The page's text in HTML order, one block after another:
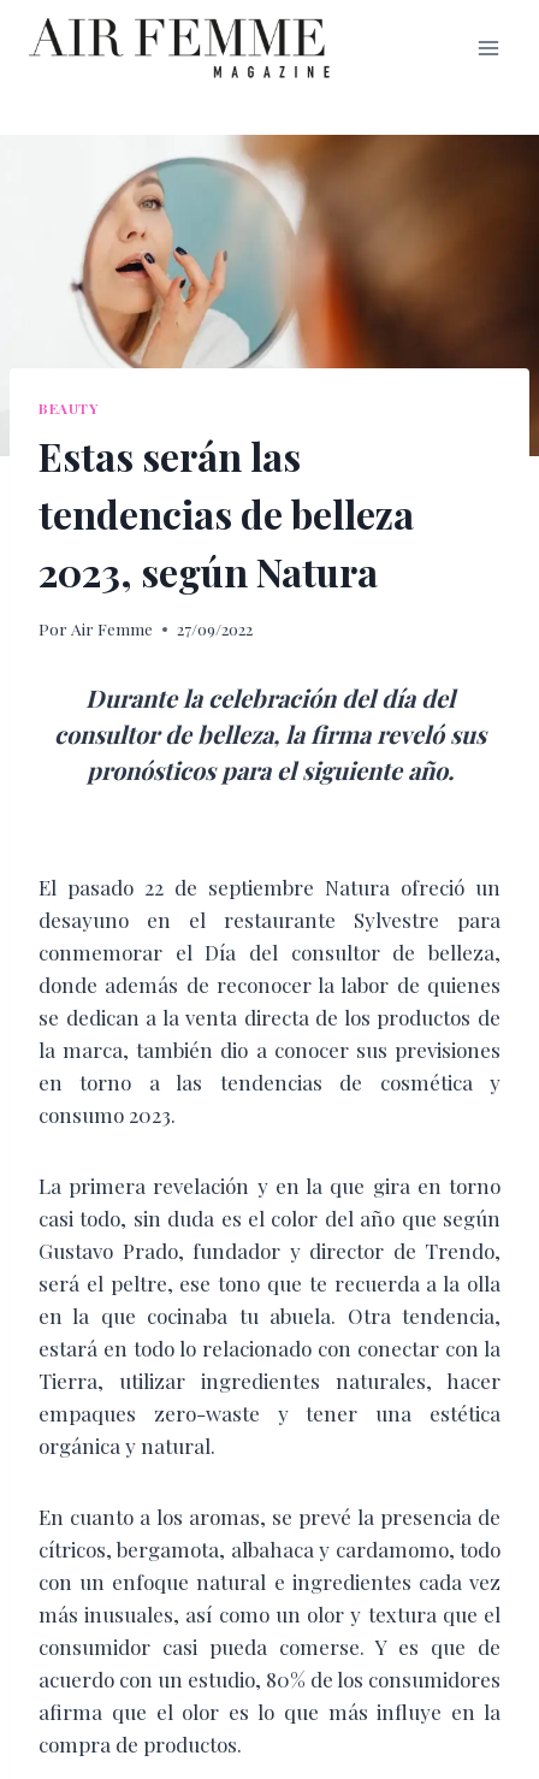
Saltar
BEAUTY
Estas serán las
tendencias de belleza
2023, según Natura
Por Air Femme 27/09/2022
Durante la celebración del día del
consultor de belleza, la firma reveló sus
pronósticos para el siguiente año.
El pasado 22 de septiembre Natura ofreció un
desayuno en el restaurante Sylvestre para
conmemorar el Día del consultor de belleza,
donde además de reconocer la labor de quienes
se dedican a la venta directa de los productos de
la marca, también dio a conocer sus previsiones
en torno a las tendencias de cosmética y
consumo 2023.
La primera revelación y en la que gira en torno
casi todo, sin duda es el color del año que según
Gustavo Prado, fundador y director de Trendo,
será el peltre, ese tono que te recuerda a la olla
en la que cocinaba tu abuela. Otra tendencia,
estará en todo lo relacionado con conectar con la
Tierra, utilizar ingredientes naturales, hacer
empaques zero-waste y tener una estética
orgánica y natural.
En cuanto a los aromas, se prevé la presencia de
cítricos, bergamota, albahaca y cardamomo, todo
con un enfoque natural e ingredientes cada vez
más inusuales, así como un olor y textura que el
consumidor casi pueda comerse. Y es que de
acuerdo con un estudio, 80% de los consumidores
afirma que el olor es lo que más influye en la
compra de productos.